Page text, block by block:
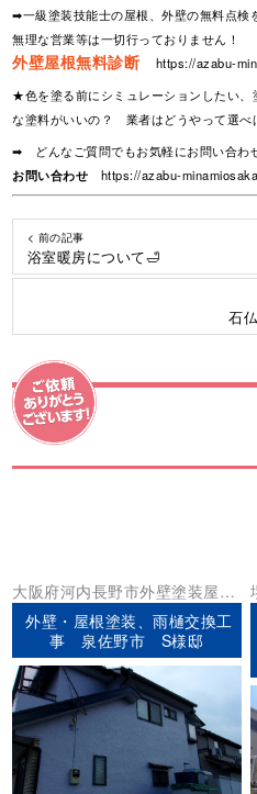
➡一級塗装技能士の屋根、外壁の無料点検
無理な営業等は一切行っておりません！
外壁屋根無料診断
https://azabu-
★色を塗る前にシミュレーションしたい
な塗料がいいの？ 業者はどうやって選べ
➡ どんなご質問でもお気軽にお問い合わ
お問い合わせ
https://azabu-
< 前の記事
浴室暖房について🛁
石
大阪府河内長野市外壁塗装屋根
塗装
外壁・屋根塗装、雨樋交換工
事 泉佐野市 S様邸